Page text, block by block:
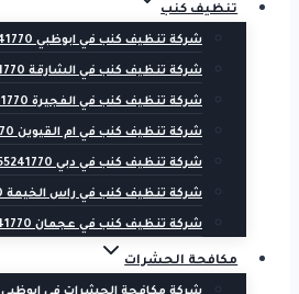
تنظيف كنب
شركة تنظيف كنب في ابوظبي 0555241770 Sharja Dubai
شركة تنظيف كنب في الشارقة 0555241770 Sharja Dubai
شركة تنظيف كنب في الفجيرة 0555241770 Sharja Dubai
شركة تنظيف كنب في ام القيوين 0555241770 Sharja Dubai
شركة تنظيف كنب في دبي 0555241770 Sharja Dubai
شركة تنظيف كنب في راس الخيمة 0555241770 Sharja Dubai
شركة تنظيف كنب في عجمان 0555241770 Sharja Dubai
مكافحة الحشرات